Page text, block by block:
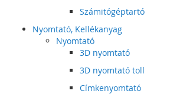
Számitógéptartó
Nyomtató, Kellékanyag
Nyomtató
3D nyomtató
3D nyomtató toll
Címkenyomtató